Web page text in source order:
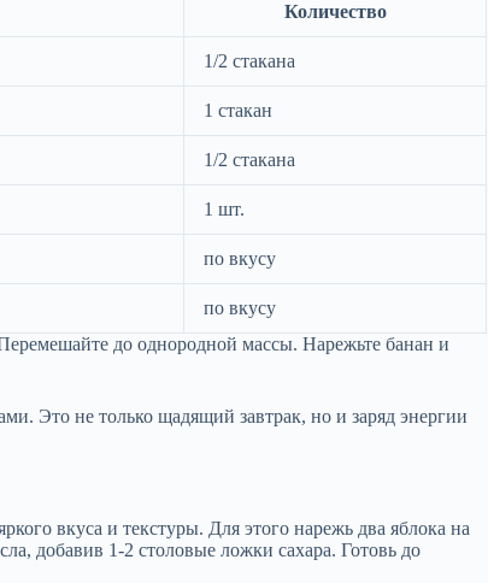
Количество
1/2 стакана
1 стакан
1/2 стакана
1 шт.
по вкусу
по вкусу
до однородной массы. Нарежьте банан и
Это не только щадящий завтрак, но и заряд энергии
вкуса и текстуры. Для этого нарежь два яблока на
добавив 1-2 столовые ложки сахара. Готовь до